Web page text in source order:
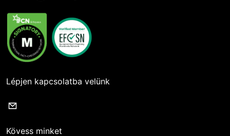
Lépjen kapcsolatba velünk
Kövess minket